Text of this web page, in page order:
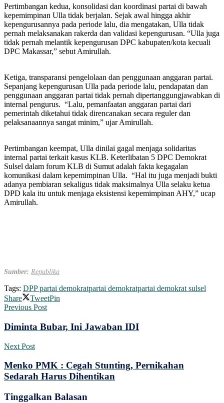
Pertimbangan kedua, konsolidasi dan koordinasi partai di bawah
kepemimpinan Ulla tidak berjalan. Sejak awal hingga akhir
kepengurusannya pada periode lalu, dia mengatakan, Ulla tidak
pernah melaksanakan rakerda dan validasi kepengurusan. “Ulla juga
tidak pernah melantik kepengurusan DPC kabupaten/kota kecuali
DPC Makassar,” sebut Amirullah.
Ketiga, transparansi pengelolaan dan penggunaan anggaran partai.
Sepanjang kepengurusan Ulla pada periode lalu, pendapatan dan
penggunaan anggaran partai tidak pernah dipertanggungjawabkan di
internal pengurus. “Lalu, pemanfaatan anggaran partai dari
pemerintah diketahui tidak direncanakan secara reguler dan
pelaksanaannya sangat minim,” ujar Amirullah.
Pertimbangan keempat, Ulla dinilai gagal menjaga solidaritas
internal partai terkait kasus KLB. Keterlibatan 5 DPC Demokrat
Sulsel dalam forum KLB di Sumut adalah fakta kegagalan
komunikasi dalam kepemimpinan Ulla. “Hal itu juga menjadi bukti
adanya pembiaran sekaligus tidak maksimalnya Ulla selaku ketua
DPD kala itu untuk menjaga eksistensi kepemimpinan AHY,” ucap
Amirullah.
Sumber: Republika
Tags: DPP partai demokratpartai demokratpartai demokrat sulsel
Share
TweetPin
Previous Post
Diminta Bubar, Ini Jawaban IDI
Next Post
Menko PMK : Cegah Stunting, Pernikahan
Sedarah Harus Dihentikan
Tinggalkan Balasan